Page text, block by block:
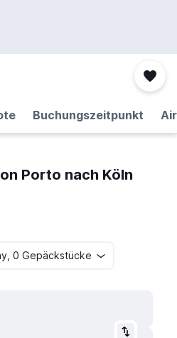
Buchungszeitpunkt
Porto nach Köln
0 Gepäckstücke